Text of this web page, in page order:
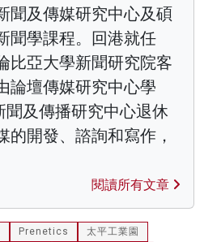
聞及傳媒研究中心及碩
聞學課程。回港就任
比亞大學新聞研究院客
論壇傳媒研究中心學
及傳播研究中心退休
的開發、諮詢和寫作，
閱讀所有文章
Prenetics
太平工業園